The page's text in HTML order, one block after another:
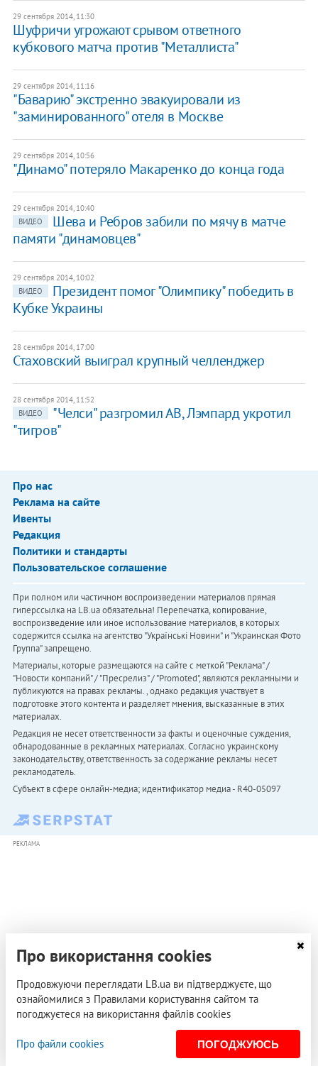
29 сентября 2014, 11:30
Шуфричи угрожают срывом ответного
кубкового матча против "Металлиста"
29 сентября 2014, 11:16
"Баварию" экстренно эвакуировали из
"заминированного" отеля в Москве
29 сентября 2014, 10:56
"Динамо" потеряло Макаренко до конца года
29 сентября 2014, 10:40
ВИДЕО
Шева и Ребров забили по мячу в матче
памяти "динамовцев"
29 сентября 2014, 10:02
ВИДЕО
Президент помог "Олимпику" победить в
Кубке Украины
28 сентября 2014, 17:00
Стаховский выиграл крупный челленджер
28 сентября 2014, 11:52
ВИДЕО
"Челси" разгромил АВ, Лэмпард укротил
"тигров"
Про нас
Реклама на сайте
Ивенты
Редакция
Политики и стандарты
Пользовательское соглашение
При полном или частичном воспроизведении материалов прямая
гиперссылка на LB.ua обязательна! Перепечатка, копирование,
воспроизведение или иное использование материалов, в которых
содержится ссылка на агентство "Українськi Новини" и "Украинская Фото
Группа" запрещено.
Материалы, которые размещаются на сайте с меткой "Реклама" /
"Новости компаний" / "Пресрелиз" / "Promoted", являются рекламными и
публикуются на правах рекламы. , однако редакция участвует в
подготовке этого контента и разделяет мнения, высказанные в этих
материалах.
Редакция не несет ответственности за факты и оценочные суждения,
обнародованные в рекламных материалах. Согласно украинскому
законодательству, ответственность за содержание рекламы несет
рекламодатель.
Субъект в сфере онлайн-медиа; идентификатор медиа - R40-05097
РЕКЛАМА
Про використання cookies
Продовжуючи переглядати LB.ua ви підтверджуєте, що
ознайомилися з Правилами користування сайтом та
погоджуєтеся на використання файлів cookies
Про файли cookies ПОГОДЖУЮСЬ